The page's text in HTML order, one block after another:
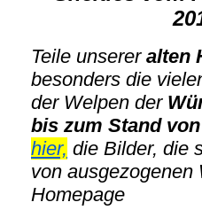
Teile unserer alten
besonders die
der Welpen der
bis zum Stand
hier, die Bilder, die
von ausgezogenen
Homepage